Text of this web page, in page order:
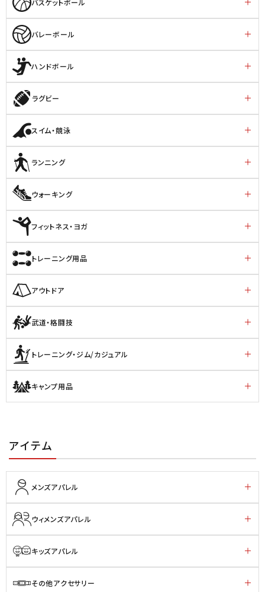
バレーボール
ハンドボール
ラグビー
スイム・競泳
ランニング
ウォーキング
フィットネス・ヨガ
トレーニング用品
アウトドア
武道・格闘技
トレーニング・ジム/カジュアル
キャンプ用品
アイテム
メンズアパレル
ウィメンズアパレル
キッズアパレル
その他アクセサリー